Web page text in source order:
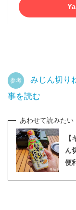
参考
みじん切り
事を読む
ん
便